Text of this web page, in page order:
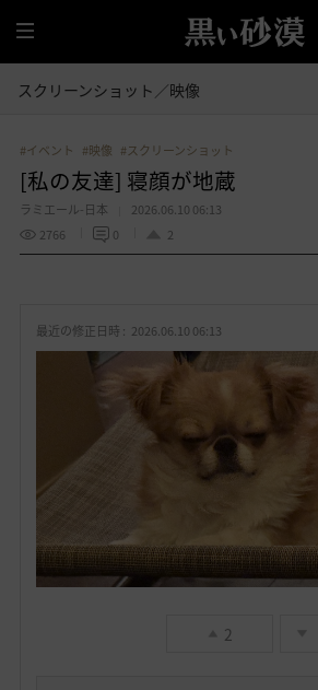
全
体
スクリーンショット／映像
#イベント #映像 #スクリーンショット
[私の友達] 寝顔が地蔵
ラミエール-日本
2026.06.10 06:13
2766
0 2
最近の修正日時 : 2026.06.10 06:13
2